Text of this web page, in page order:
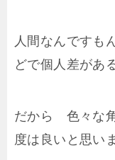
人間なんですも
どで個人差があ
だから 色々な
度は良いと思い